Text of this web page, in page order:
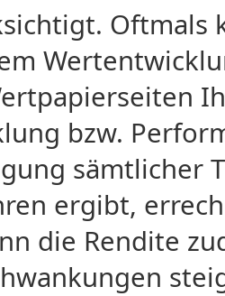
Oftmals
bzw.
sämtlicher
ergibt,
die Rendite